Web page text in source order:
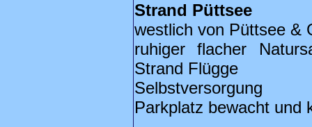
Strand Püttsee
westlich von Püttsee &
ruhiger flacher
Strand Flügge
Selbstversorgung
Parkplatz bewacht und